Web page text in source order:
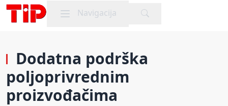
Mobile menu
Navigacija
Dodatna podrška
poljoprivrednim
proizvođačima